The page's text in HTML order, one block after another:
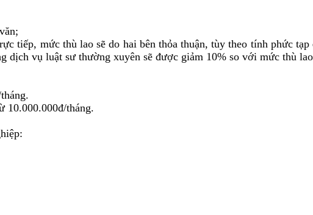
tiếp, mức thù lao sẽ do hai bên thỏa thuận, tùy theo tính phức
dịch vụ luật sư thường xuyên sẽ được giảm 10% so với mức thù
10.000.000đ/tháng.